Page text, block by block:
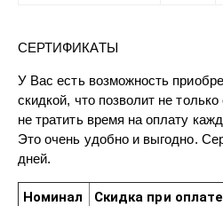
СЕРТИФИКАТЫ
У Вас есть возможность
скидкой, что позволит не
не тратить время на оплату
Это очень удобно и выгодно.
дней.
Номинал
Скидка при оплате